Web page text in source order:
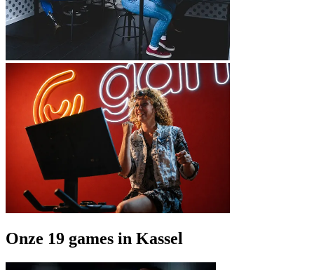
Onze 19 games in Kassel